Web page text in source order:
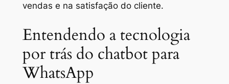
vendas e na satisfação do cliente.
Entendendo a tecnologia
por trás do chatbot para
WhatsApp